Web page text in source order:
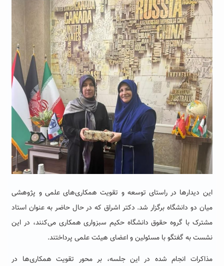
این دیدارها در راستای توسعه و تقویت همکاری‌های علمی و پژوهشی
میان دو دانشگاه برگزار شد. دکتر اشراق که در حال حاضر به عنوان استاد
مشترک با گروه حقوق دانشگاه حکیم سبزواری همکاری می‌کنند، در این
نشست به گفتگو با مسئولین و اعضای هیئت علمی پرداختند.
مذاکرات انجام شده در این جلسه، بر محور تقویت همکاری‌ها در